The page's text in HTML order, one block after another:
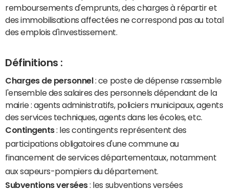
remboursements d'emprunts, des charges à répartir et
des immobilisations affectées ne correspond pas au total
des emplois d'investissement.
Définitions :
Charges de personnel : ce poste de dépense rassemble
l'ensemble des salaires des personnels dépendant de la
mairie : agents administratifs, policiers municipaux, agents
des services techniques, agents dans les écoles, etc.
Contingents: les contingents représentent des
participations obligatoires d'une commune au
financement de services départementaux, notamment
aux sapeurs-pompiers du département.
Subventions versées: les subventions versées